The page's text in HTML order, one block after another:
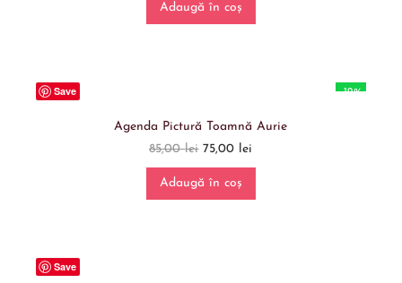
Adaugă în coș
Save -12%
Agenda Pictură Toamnă Aurie
85,00lei 75,00 lei
Adaugă în coș
Save